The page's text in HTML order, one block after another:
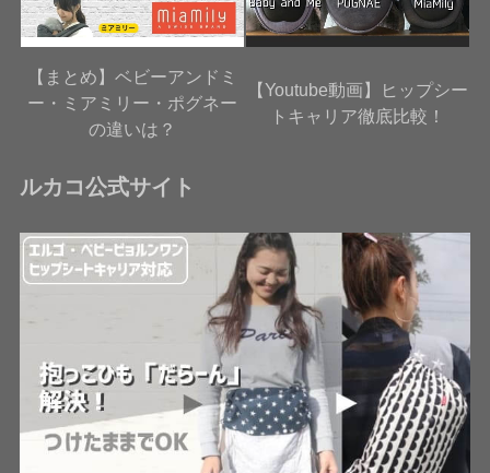
【まとめ】ベビーアンドミ
ー・ミアミリー・ポグネー
の違いは？
【Youtube動画】ヒップシー
トキャリア徹底比較！
ルカコ公式サイト